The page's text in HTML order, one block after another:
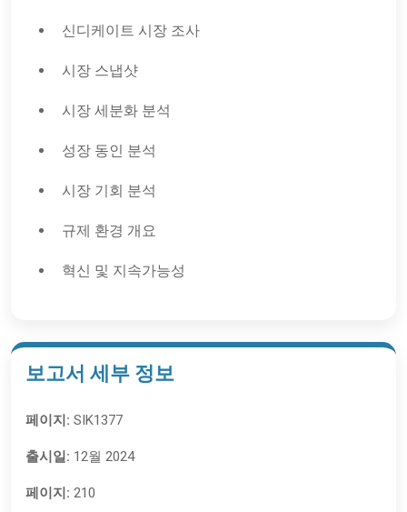
신디케이트 시장 조사
시장 스냅샷
시장 세분화 분석
성장 동인 분석
시장 기회 분석
규제 환경 개요
혁신 및 지속가능성
보고서 세부 정보
페이지: SIK1377
출시일: 12월 2024
페이지: 210